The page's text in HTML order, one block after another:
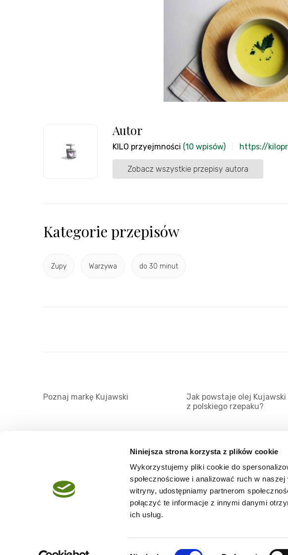
Niniejsza strona korzysta z plików cookie
Wykorzystujemy pliki cookie do
społecznościowe i analizować ruch w
witryny, udostępniamy partnerom
połączyć te informacje z innymi danymi
ich usług.
Autor
KILO przyejmności (10 wpisów) https://
Zobacz wszystkie przepisy autora
Kategorie przepisów
Zupy Warzywa do 30 minut
Poznaj markę Kujawski
Jak powstaje olej Kujawski
z polskiego rzepaku?
Regulamin
Mapa serwisu
Kanały RSS
Porady